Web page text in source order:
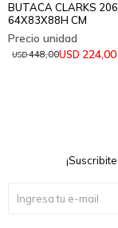
BUTACA CLARKS
64X83X88H CM
USD 224,00
USD448,00